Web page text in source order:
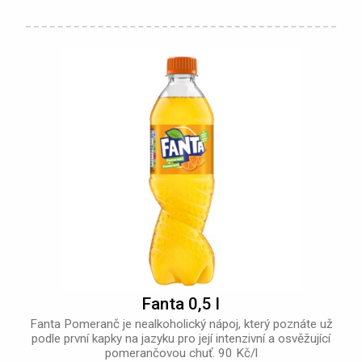
Fanta 0,5 l
Fanta Pomeranč je nealkoholický nápoj, který poznáte už
podle první kapky na jazyku pro její intenzivní a osvěžující
pomerančovou chuť. 90 Kč/l